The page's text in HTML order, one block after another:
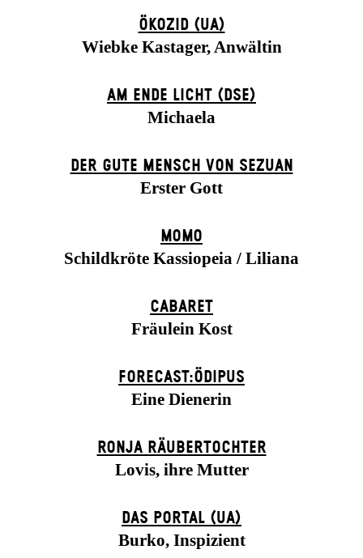
ÖKOZID (UA)
Wiebke Kastager, Anwältin
AM ENDE LICHT (DSE)
Michaela
DER GUTE MENSCH VON SEZUAN
Erster Gott
MOMO
Schildkröte Kassiopeia / Liliana
CABARET
Fräulein Kost
FORECAST:ÖDIPUS
Eine Dienerin
RONJA RÄUBER­TOCHTER
Lovis, ihre Mutter
DAS POR­TAL (UA)
Burko, Inspizient